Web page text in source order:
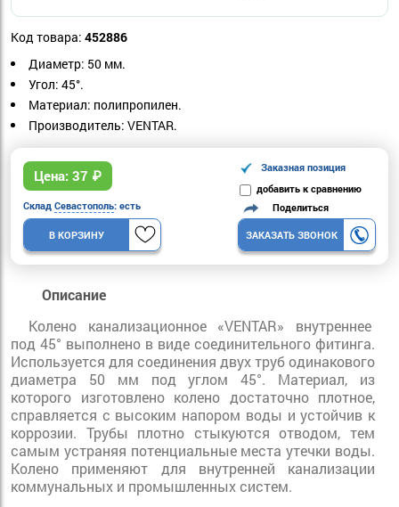
Код товара: 452886
Диаметр: 50 мм.
Угол: 45°.
Материал: полипропилен.
Производитель: VENTAR.
Цена: 37 ₽
Заказная позиция
добавить к сравнению
Склад Севастополь: есть
В КОРЗИНУ
Поделиться
ЗАКАЗАТЬ ЗВОНОК
Описание
Колено канализационное «VENTAR» внутреннее
под 45° выполнено в виде соединительного фитинга.
Используется для соединения двух труб одинакового
диаметра 50 мм под углом 45°. Материал, из
которого изготовлено колено достаточно плотное,
справляется с высоким напором воды и устойчив к
коррозии. Трубы плотно стыкуются отводом, тем
самым устраняя потенциальные места утечки воды.
Колено применяют для внутренней канализации
коммунальных и промышленных систем.